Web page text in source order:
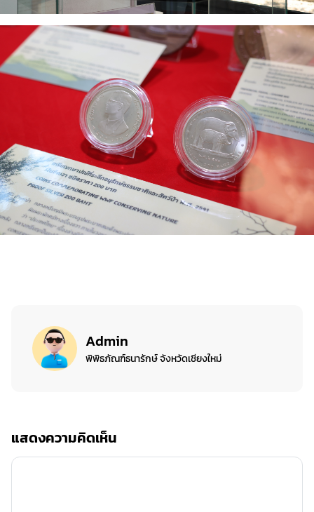
Admin
พิพิธภัณฑ์ธนารักษ์ จังหวัดเชียงใหม่
แสดงความคิดเห็น